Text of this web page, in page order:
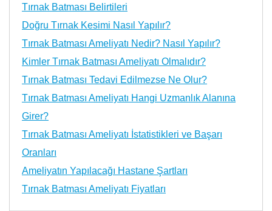
Tırnak Batması Belirtileri
Doğru Tırnak Kesimi Nasıl Yapılır?
Tırnak Batması Ameliyatı Nedir? Nasıl Yapılır?
Kimler Tırnak Batması Ameliyatı Olmalıdır?
Tırnak Batması Tedavi Edilmezse Ne Olur?
Tırnak Batması Ameliyatı Hangi Uzmanlık Alanına
Girer?
Tırnak Batması Ameliyatı İstatistikleri ve Başarı
Oranları
Ameliyatın Yapılacağı Hastane Şartları
Tırnak Batması Ameliyatı Fiyatları